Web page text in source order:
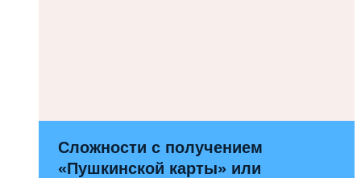
Сложности с получением
«Пушкинской карты» или